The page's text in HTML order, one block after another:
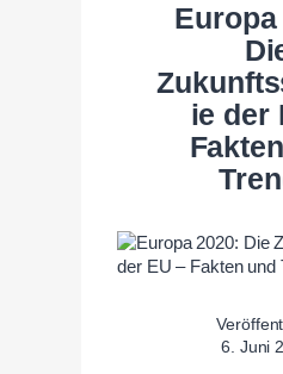
Europa
ie der
6. Juni